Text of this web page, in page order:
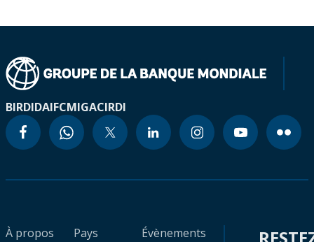
BIRDIDAIFCMIGACIRDI
À propos
Pays
Évènements